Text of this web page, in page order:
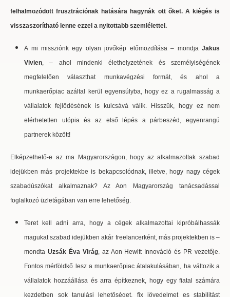
felhalmozódott frusztrációnak hatására hagynák ott őket. A kiégés is
visszaszorítható lenne ezzel a nyitottabb szemlélettel.
A mi missziónk egy olyan jövőkép előmozdítása – mondja Jakus
Vivien, – ahol mindenki élethelyzetének és személyiségének
megfelelően választhat munkavégzési formát, és ahol a
munkaerőpiac azáltal kerül egyensúlyba, hogy ez a rugalmasság a
vállalatok fejlődésének is kulcsává válik. Hisszük, hogy ez nem
elérhetetlen utópia és az első lépés a párbeszéd, egyenrangú
partnerek között!
Elképzelhető-e az ma Magyarországon, hogy az alkalmazottak szabad
idejükben más projektekbe is bekapcsolódnak, illetve, hogy nagy cégek
szabadúszókat alkalmaznak? Az Aon Magyarország tanácsadással
foglalkozó üzletágában van erre lehetőség.
Teret kell adni arra, hogy a cégek alkalmazottai kipróbálhassák
magukat szabad idejükben akár freelancerként, más projektekben is –
mondtaUzsák Éva Virág, az Aon Hewitt Innováció és PR vezetője.
Fontos mérföldkő lesz a munkaerőpiac átalakulásában, ha változik a
vállalatok hozzáállása és arra építkeznek, hogy egy fiatal számára
kezdetben sok tanulási lehetőséget, fix jövedelmet es stabilitást